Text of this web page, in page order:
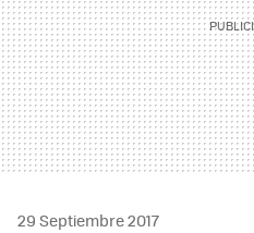
29 Septiembre 2017